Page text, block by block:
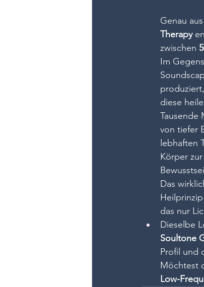
Genau
Therapy
zwischen
Im
diese
Tausende
von tiefer
lebhaften
Körper
Das
das nur
Dieselbe
Soultone
Profil und
Möchtest
Low-